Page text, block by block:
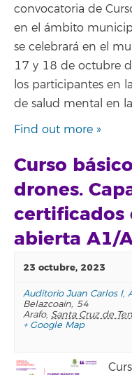
convocatoria de
en el ámbito
se celebrará en el
17 y 18 de octubre
los participantes en
de salud mental en
Find out more »
Curso
drones.
certificados
abierta A1/
23 octubre, 2023
Auditorio Juan Carlos I,
Belazcoain, 54
Arafo, Santa Cruz de
+ Google Map